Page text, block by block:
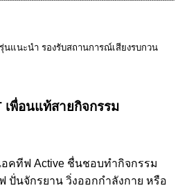
นแนะนำ รองรับสถานการณ์เสียงรบกวน
พื่อนแท้สายกิจกรรม
ฟ Active ชื่นชอบทำกิจกรรม
ปั่นจักรยาน วิ่งออกกำลังกาย หรือ